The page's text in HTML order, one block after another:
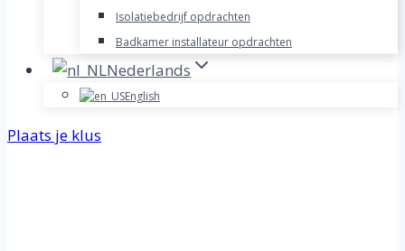
Isolatiebedrijf opdrachten
Badkamer installateur opdrachten
Nederlands
English
Plaats je klus